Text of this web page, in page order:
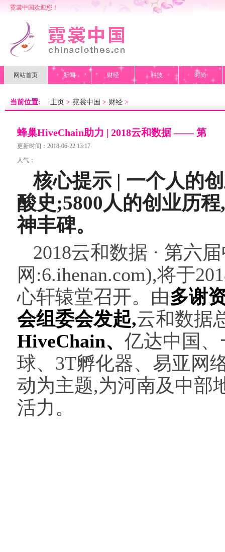
霓裳中国欢迎您！
网站首页 新闻 财经 科技 时尚
当前位置: 主页 > 霓裳中国 > 财经 >
蜂巢HiveChain助力 | 2018云和数据 —— 第
六届中国
更新时间：2018-06-22 13:17
人气：
核心提示 | 一个人的
酸史;5800人的创业历
神丰碑。
2018云和数据 · 第六
网:6.ihenan.com),将于
心轩辕堂召开。由多谢
会组委会发起,云和数据
HiveChain、 亿达中国
球、3T孵化器、易亚网
动为主题,为河南及中部
活力。